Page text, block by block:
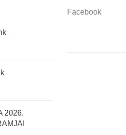
2026.
Facebook